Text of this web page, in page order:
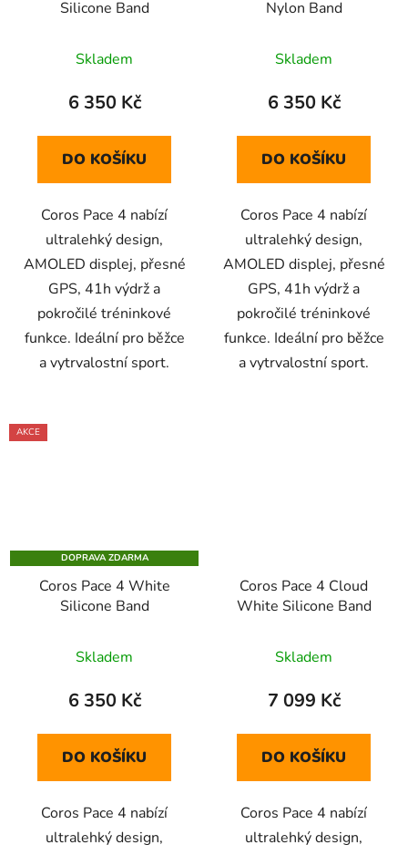
Silicone Band
Skladem
6 350 Kč
DO KOŠÍKU
Coros Pace 4 nabízí
ultralehký design,
AMOLED displej, přesné
GPS, 41h výdrž a
pokročilé tréninkové
funkce. Ideální pro běžce
a vytrvalostní sport.
Nylon Band
Skladem
6 350 Kč
DO KOŠÍKU
Coros Pace 4 nabízí
ultralehký design,
AMOLED displej, přesné
GPS, 41h výdrž a
pokročilé tréninkové
funkce. Ideální pro běžce
a vytrvalostní sport.
AKCE
DOPRAVA ZDARMA
Coros Pace 4 White
Silicone Band
Skladem
6 350 Kč
DO KOŠÍKU
Coros Pace 4 nabízí
ultralehký design,
Coros Pace 4 Cloud
White Silicone Band
Skladem
7 099 Kč
DO KOŠÍKU
Coros Pace 4 nabízí
ultralehký design,